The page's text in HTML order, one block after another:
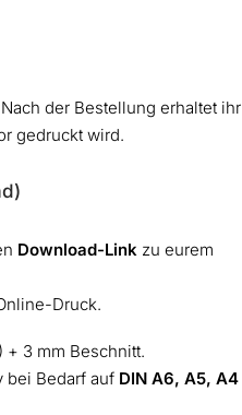
der Bestellung erhaltet ihr
gedruckt wird.
Download-Link zu eurem
Druck.
+ 3 mm Beschnitt.
bei Bedarf auf DIN A6, A5, A4